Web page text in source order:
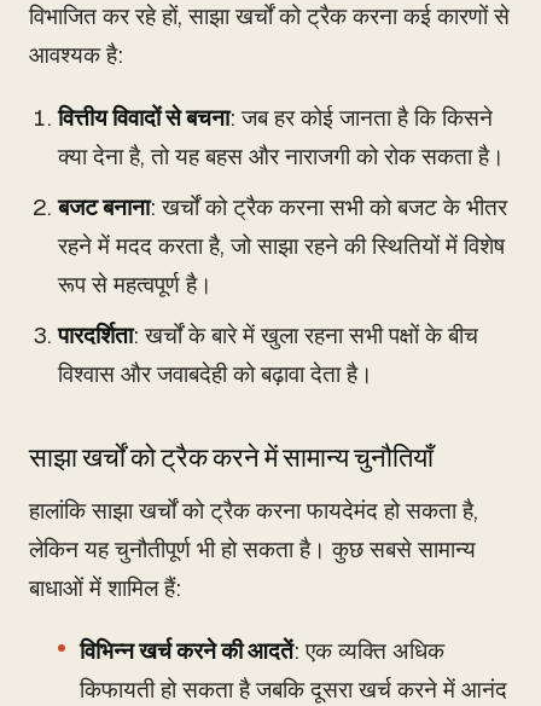
विभाजित कर रहे हों, साझा खर्चों को ट्रैक करना कई कारणों से
आवश्यक है:
वित्तीय विवादों से बचना: जब हर कोई जानता है कि किसने
क्या देना है, तो यह बहस और नाराजगी को रोक सकता है।
बजट बनाना: खर्चों को ट्रैक करना सभी को बजट के भीतर
रहने में मदद करता है, जो साझा रहने की स्थितियों में विशेष
रूप से महत्वपूर्ण है।
पारदर्शिता: खर्चों के बारे में खुला रहना सभी पक्षों के बीच
विश्वास और जवाबदेही को बढ़ावा देता है।
साझा खर्चों को ट्रैक करने में सामान्य चुनौतियाँ
हालांकि साझा खर्चों को ट्रैक करना फायदेमंद हो सकता है,
लेकिन यह चुनौतीपूर्ण भी हो सकता है। कुछ सबसे सामान्य
बाधाओं में शामिल हैं:
विभिन्न खर्च करने की आदतें: एक व्यक्ति अधिक
किफायती हो सकता है जबकि दूसरा खर्च करने में आनंद